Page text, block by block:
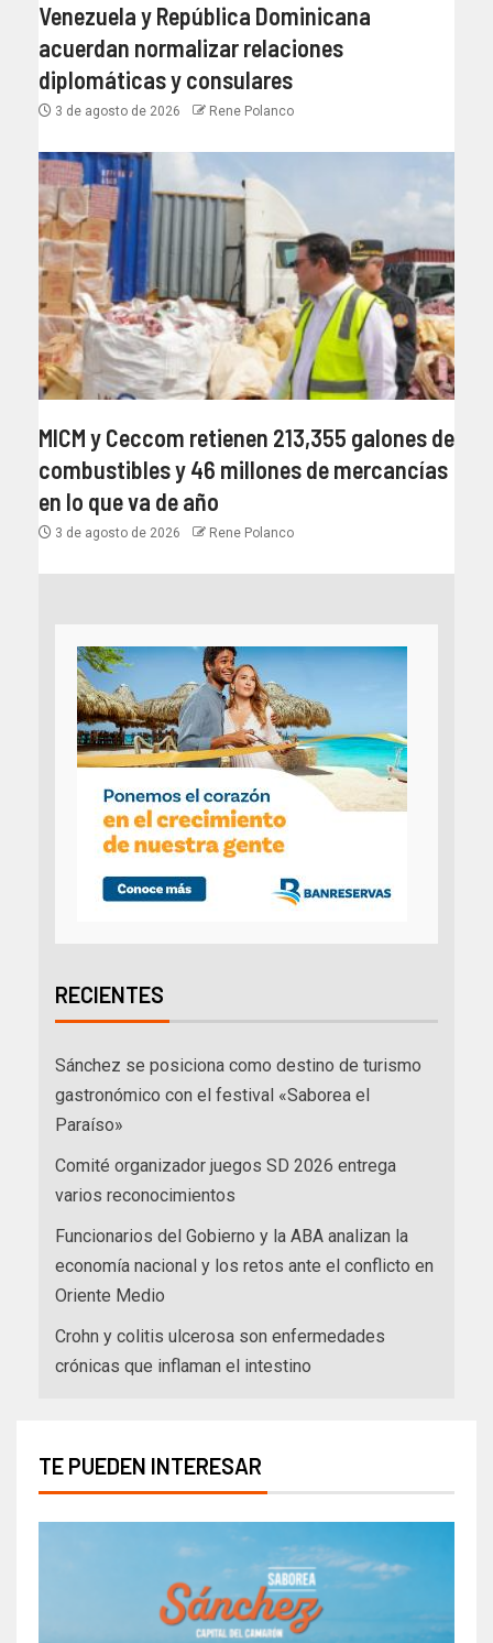
Venezuela y República Dominicana
acuerdan normalizar relaciones
diplomáticas y consulares
3 de agosto de 2026 Rene Polanco
MICM y Ceccom retienen 213,355 galones de
combustibles y 46 millones de mercancías
en lo que va de año
3 de agosto de 2026 Rene Polanco
RECIENTES
Sánchez se posiciona como destino de turismo
gastronómico con el festival «Saborea el
Paraíso»
Comité organizador juegos SD 2026 entrega
varios reconocimientos
Funcionarios del Gobierno y la ABA analizan la
economía nacional y los retos ante el conflicto en
Oriente Medio
Crohn y colitis ulcerosa son enfermedades
crónicas que inflaman el intestino
TE PUEDEN INTERESAR